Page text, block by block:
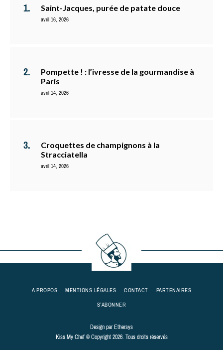
Saint-Jacques, purée de patate douce
avril 16, 2026
Pompette ! : l’ivresse de la gourmandise à
Paris
avril 14, 2026
Croquettes de champignons à la
Stracciatella
avril 14, 2026
A PROPOS MENTIONS LÉGALES CONTACT
PARTENAIRES
S’ABONNER
Design parEthersys
Kiss My Chef © Copyright 2026. Tous droits réservés